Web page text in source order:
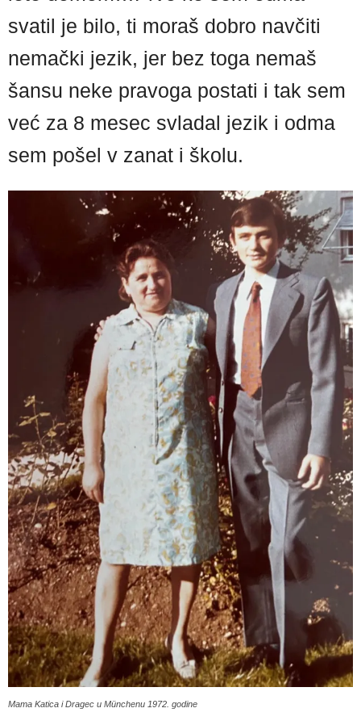
svatil je bilo, ti moraš dobro navčiti
nemački jezik, jer bez toga nemaš
šansu neke pravoga postati i tak sem
već za 8 mesec svladal jezik i odma
sem pošel v zanat i školu.
Mama Katica i Dragec u Münchenu 1972. godine